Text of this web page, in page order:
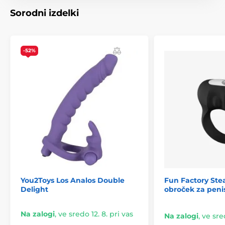
funkcije.
Nadzor ravni zvoka
Neomejeni vibracijski vzorci
Sinhronizacija z glasbo
Vibracije, aktivirane z zvokom
Nastavite ravni vibracij
Sorodni izdelki
-52%
You2Toys Los Analos Double
Delight
Na zalogi, ve sredo 12. 8. pri vas
Fun Factory
obroček za
Na zalogi, ve